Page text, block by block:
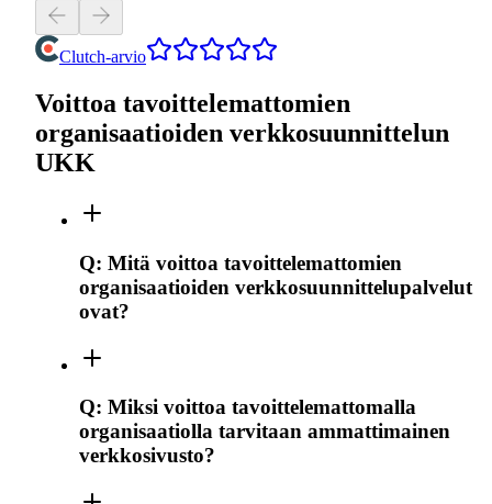
Clutch-arvio
Voittoa tavoittelemattomien
organisaatioiden verkkosuunnittelun
UKK
Q: Mitä voittoa tavoittelemattomien
organisaatioiden verkkosuunnittelupalvelut
ovat?
Q: Miksi voittoa tavoittelemattomalla
organisaatiolla tarvitaan ammattimainen
verkkosivusto?